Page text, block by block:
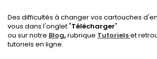
Des difficultés à changer vos cartouches
vous dans l'onglet "Télécharger"
ou sur notre Blog,rubrique Tutorielset
tutoriels en ligne.